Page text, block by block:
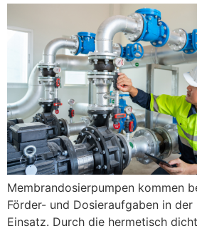
Membrandosierpumpen kommen
Förder- und Dosieraufgaben in
Einsatz. Durch die hermetisch